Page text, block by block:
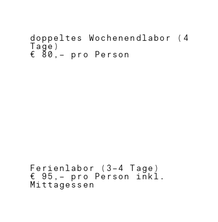
doppeltes Wochenendlabor (4
Tage)
€ 80,– pro Person
Ferienlabor (3–4 Tage)
€ 95,– pro Person inkl.
Mittagessen